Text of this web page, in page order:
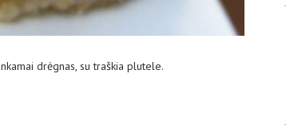
drėgnas, su traškia plutele.